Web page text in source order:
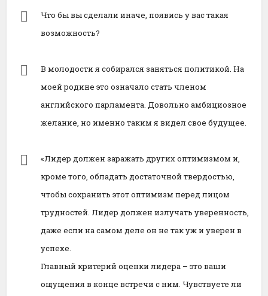
Что бы вы сделали иначе, появись у вас такая
возможность?
В молодости я собирался заняться политикой. На
моей родине это означало стать членом
английского парламента. Довольно амбициозное
желание, но именно таким я видел свое будущее.
«Лидер должен заражать других оптимизмом и,
кроме того, обладать достаточной твердостью,
чтобы сохранить этот оптимизм перед лицом
трудностей. Лидер должен излучать уверенность,
даже если на самом деле он не так уж и уверен в
успехе.
Главный критерий оценки лидера – это ваши
ощущения в конце встречи с ним. Чувствуете ли